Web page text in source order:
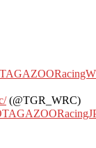
(@TGR_WRC)